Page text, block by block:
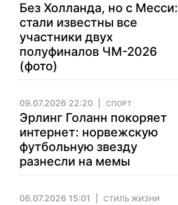
Без Холланда, но с Месси:
стали известны все
участники двух
полуфиналов ЧМ-2026
(фото)
09.07.2026 22:20 СПОРТ
Эрлинг Голанн покоряет
интернет: норвежскую
футбольную звезду
разнесли на мемы
06.07.2026 15:01 СТИЛЬ ЖИЗНИ